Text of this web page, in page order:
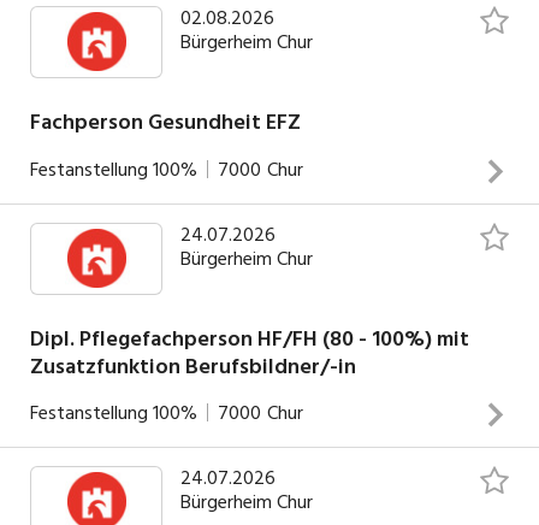
UlrichMöller
081 354 24 04
E-Mail
SOCIAL MEDIA
02.08.2026
Bürgerheim Chur
Fachperson Gesundheit EFZ
Festanstellung100% 7000 Chur
Wir setzen die Fähigkeit zu selbstständigem Arbeiten
voraus. Als offene und kommunikative Persönlichkeit mit
einer hohen Sozialkompetenz übernimmst du die
Tagesverantwortung und unterstützt die Bewohnenden
als Bezugsperson. Du wirst aktiv in die Führung des
Pflegeprozesses eingebunden.
INSERAT ANSEHEN
24.07.2026
Bürgerheim Chur
Dipl. Pflegefachperson HF/FH (80 - 100%) mit
Zusatzfunktion Berufsbildner/-in
Festanstellung100% 7000 Chur
Aufgaben Wir setzen die Fähigkeit zu selbstständigem
Arbeiten voraus. Als offene und kommunikative
24.07.2026
Bürgerheim Chur